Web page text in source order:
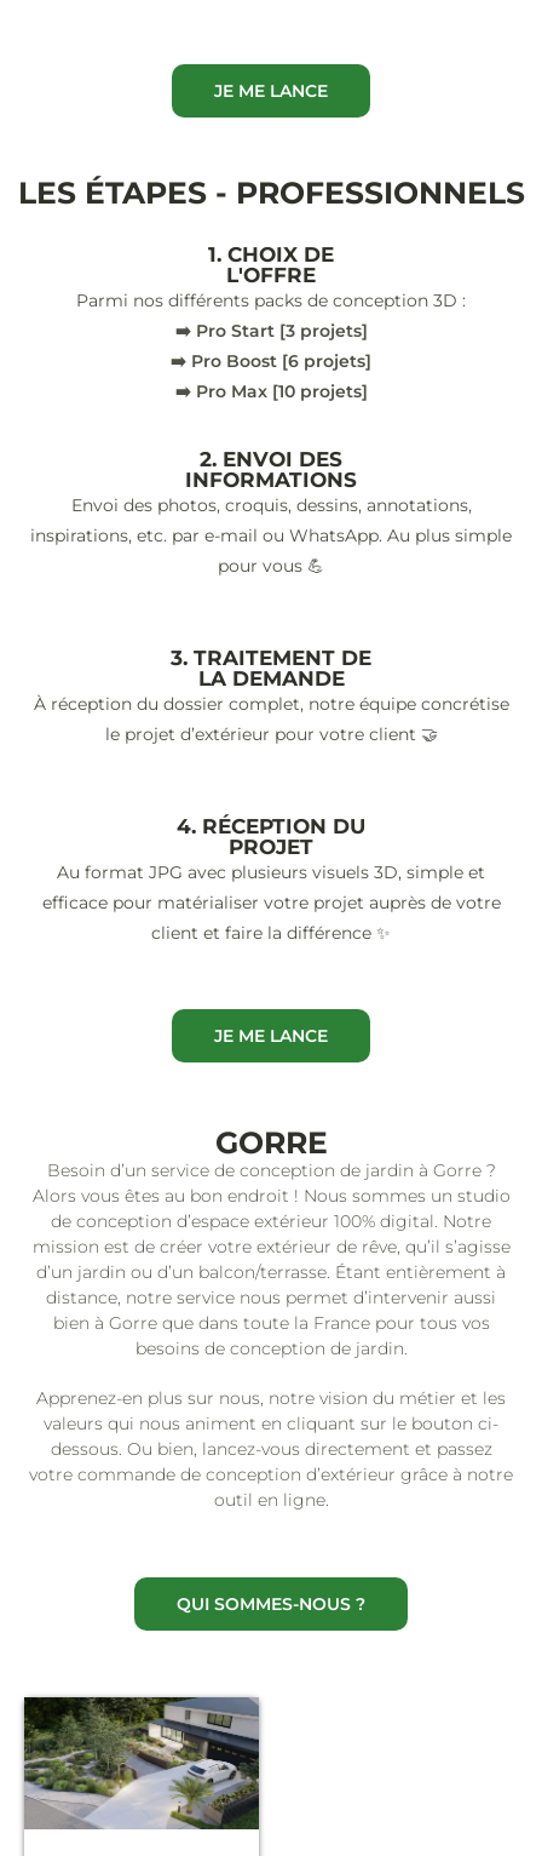
JE ME LANCE
LES ÉTAPES - PROFESSIONNELS
1. CHOIX DE
L'OFFRE
Parmi nos différents packs de conception 3D :
➡️ Pro Start [3 projets]
➡️ Pro Boost [6 projets]
➡️ Pro Max [10 projets]
2. ENVOI DES
INFORMATIONS
Envoi des photos, croquis, dessins, annotations,
inspirations, etc. par e-mail ou WhatsApp. Au plus simple
pour vous 💪
3. TRAITEMENT DE
LA DEMANDE
À réception du dossier complet, notre équipe concrétise
le projet d’extérieur pour votre client 🤝
4. RÉCEPTION DU
PROJET
Au format JPG avec plusieurs visuels 3D, simple et
efficace pour matérialiser votre projet auprès de votre
client et faire la différence ✨
JE ME LANCE
GORRE
Besoin d’un service de conception de jardin à Gorre ?
Alors vous êtes au bon endroit ! Nous sommes un studio
de conception d’espace extérieur 100% digital. Notre
mission est de créer votre extérieur de rêve, qu’il s’agisse
d’un jardin ou d’un balcon/terrasse. Étant entièrement à
distance, notre service nous permet d’intervenir aussi
bien à Gorre que dans toute la France pour tous vos
besoins de conception de jardin.
Apprenez-en plus sur nous, notre vision du métier et les
valeurs qui nous animent en cliquant sur le bouton ci-
dessous. Ou bien, lancez-vous directement et passez
votre commande de conception d’extérieur grâce à notre
outil en ligne.
QUI SOMMES-NOUS ?